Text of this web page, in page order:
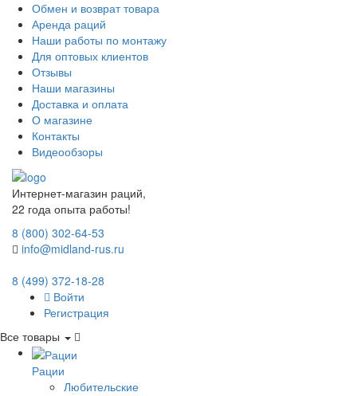
Обмен и возврат товара
Аренда раций
Наши работы по монтажу
Для оптовых клиентов
Отзывы
Наши магазины
Доставка и оплата
О магазине
Контакты
Видеообзоры
Интернет-магазин раций,
22 года опыта работы!
8 (800) 302-64-53
info@midland-rus.ru
8 (499) 372-18-28
Войти
Регистрация
Все товары
Рации
Любительские